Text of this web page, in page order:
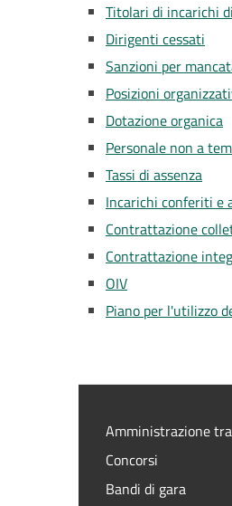
Titolari di incarichi
Dirigenti cessati
Sanzioni per
Posizioni
Dotazione organica
Personale non a
Tassi di assenza
Incarichi conferiti e
Contrattazione
Contrattazione
OIV
Piano per l'utilizzo
Amministrazione
Concorsi
Bandi di gara